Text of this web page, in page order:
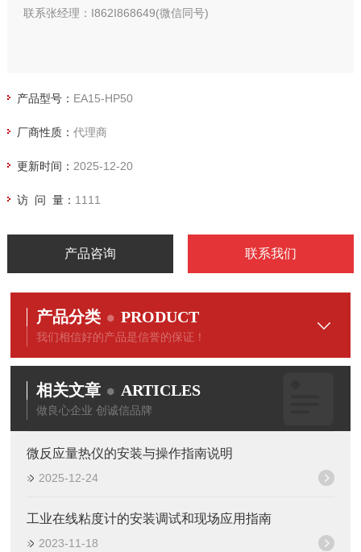
联系张经理：I862I868649(微信同号)
产品型号： EA15-HP50
厂商性质： 代理商
更新时间： 2025-12-20
访 问 量： 1111
产品咨询 联系我们
产品分类 PRODUCT
我们相信好的产品是信誉的保证！
相关文章 ARTICLES
做良心企业 创诚信品牌
微反应量热仪的安装与操作指南说明
2025-12-24
工业在线粘度计的安装调试和现场应用指南
2023-11-18